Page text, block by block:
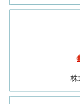
株